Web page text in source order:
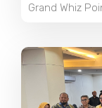
Grand Whiz